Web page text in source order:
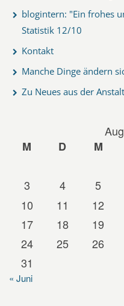
blogintern: "Ein frohes
Statistik 12/10
Kontakt
Manche Dinge ändern
Zu Neues aus der
M
D M
3
4 5
10
11 12
17
18 19
24
25 26
31
« Juni